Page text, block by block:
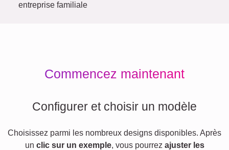
entreprise familiale
Commencez maintenant
Configurer et choisir un modèle
Choisissez parmi les nombreux designs disponibles. Après
un clic sur un exemple, vous pourrez ajuster les